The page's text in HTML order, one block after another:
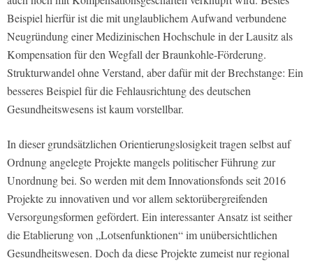
Beispiel hierfür ist die mit unglaublichem Aufwand verbundene
Neugründung einer Medizinischen Hochschule in der Lausitz als
Kompensation für den Wegfall der Braunkohle-Förderung.
Strukturwandel ohne Verstand, aber dafür mit der Brechstange: Ein
besseres Beispiel für die Fehlausrichtung des deutschen
Gesundheitswesens ist kaum vorstellbar.
In dieser grundsätzlichen Orientierungslosigkeit tragen selbst auf
Ordnung angelegte Projekte mangels politischer Führung zur
Unordnung bei. So werden mit dem Innovationsfonds seit 2016
Projekte zu innovativen und vor allem sektorübergreifenden
Versorgungsformen gefördert. Ein interessanter Ansatz ist seither
die Etablierung von „Lotsenfunktionen“ im unübersichtlichen
Gesundheitswesen. Doch da diese Projekte zumeist nur regional